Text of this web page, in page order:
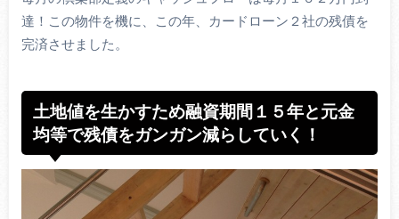
達！この物件を機に、この年、カードローン２社の残債を
完済させました。
土地値を生かすため融資期間１５年と元金
均等で残債をガンガン減らしていく！